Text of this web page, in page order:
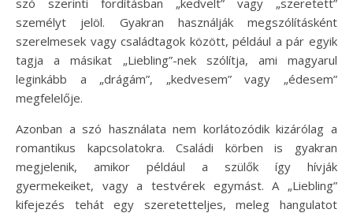
személyt jelöl. Gyakran használják megszólításként
szerelmesek vagy családtagok között, például a pár egyik
tagja a másikat „Liebling”-nek szólítja, ami magyarul
leginkább a „drágám”, „kedvesem” vagy „édesem”
megfelelője.
Azonban a szó használata nem korlátozódik kizárólag a
romantikus kapcsolatokra. Családi körben is gyakran
megjelenik, amikor például a szülők így hívják
gyermekeiket, vagy a testvérek egymást. A „Liebling”
kifejezés tehát egy szeretetteljes, meleg hangulatot